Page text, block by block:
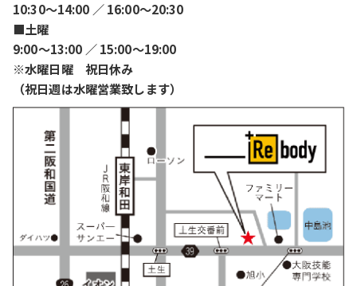
10:30〜14:00 ／ 16:00〜20:30
■土曜
9:00〜13:00 ／ 15:00〜19:00
※水曜日曜 祝日休み
（祝日週は水曜営業致します）